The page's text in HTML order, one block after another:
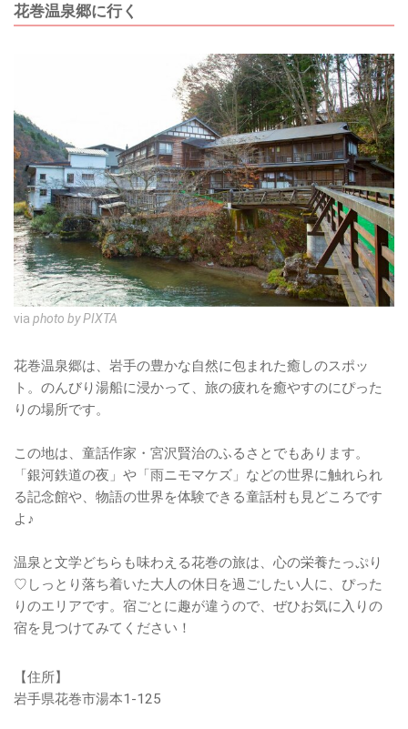
花巻温泉郷に行く
via photo by PIXTA
花巻温泉郷は、岩手の豊かな自然に包まれた癒しのスポッ
ト。のんびり湯船に浸かって、旅の疲れを癒やすのにぴった
りの場所です。
この地は、童話作家・宮沢賢治のふるさとでもあります。
「銀河鉄道の夜」や「雨ニモマケズ」などの世界に触れられ
る記念館や、物語の世界を体験できる童話村も見どころです
よ♪
温泉と文学どちらも味わえる花巻の旅は、心の栄養たっぷり
♡しっとり落ち着いた大人の休日を過ごしたい人に、ぴった
りのエリアです。宿ごとに趣が違うので、ぜひお気に入りの
宿を見つけてみてください！
【住所】
岩手県花巻市湯本1-125